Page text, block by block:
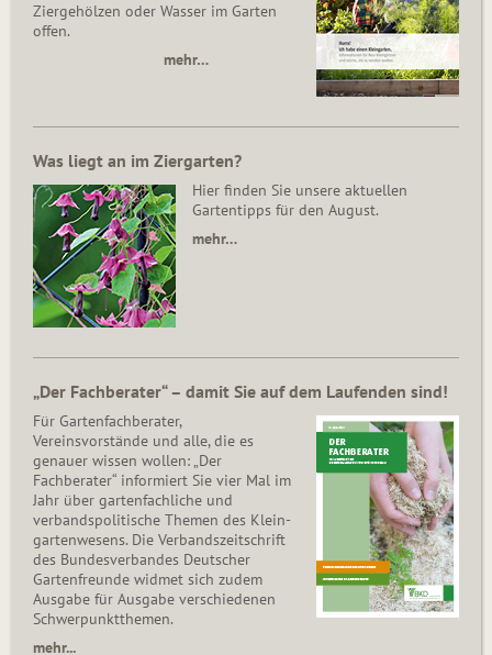
Ziergehölzen oder Wasser im Garten
offen.
mehr…
Was liegt an im Ziergarten?
Hier finden Sie unsere aktuellen
Gartentipps für den August.
mehr…
„Der Fachberater“ – damit Sie auf dem Laufenden sind!
Für Gartenfachberater,
Vereinsvorstände und alle, die es
genauer wissen wollen: „Der
Fachberater“ informiert Sie vier Mal im
Jahr über gartenfachliche und
verbandspolitische Themen des Klein­
gar­ten­wesens. Die Ver­bands­zeit­schrift
des Bun­des­ver­ban­des Deutscher
Gartenfreunde widmet sich zudem
Ausgabe für Ausgabe verschiedenen
Schwer­punkt­the­men.
mehr...